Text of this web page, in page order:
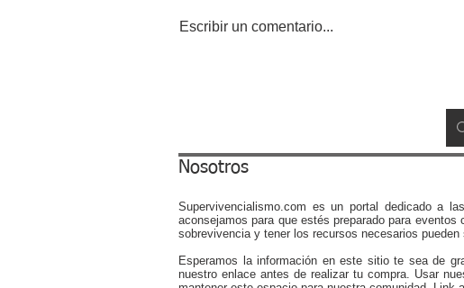
Convenience
Escribir un comentario...
Nosotros
Supervivencialismo.com es un portal dedicado a
aconsejamos para que estés preparado para
sobrevivencia y tener los recursos necesarios
Esperamos la información en este sitio te sea de
nuestro enlace antes de realizar tu compra. Usar